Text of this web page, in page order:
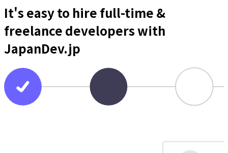
It's easy to hire full-time &
freelance developerswith
JapanDev.jp